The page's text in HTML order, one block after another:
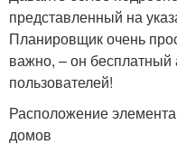
представленный на
Планировщик очень
важно, – он
пользователей!
Расположение
домов